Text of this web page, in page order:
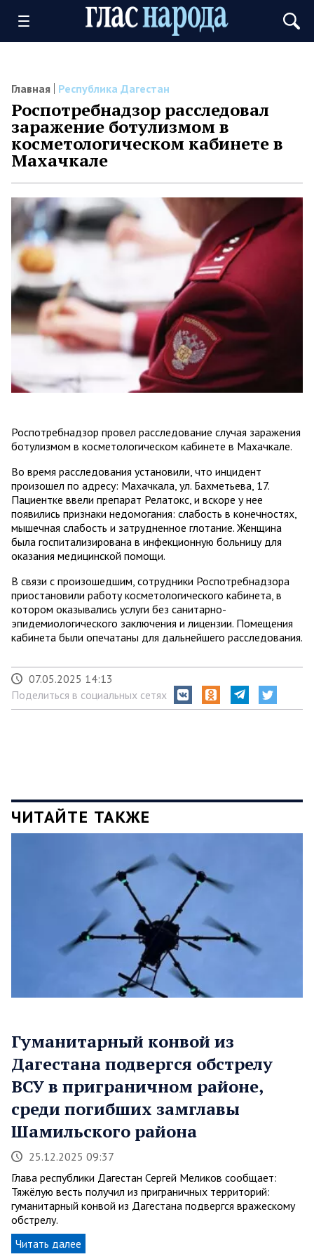
Главная Республика Дагестан
Роспотребнадзор расследовал
заражение ботулизмом в
косметологическом кабинете в
Махачкале
Роспотребнадзор провел расследование случая заражения
ботулизмом в косметологическом кабинете в Махачкале.
Во время расследования установили, что инцидент
произошел по адресу: Махачкала, ул. Бахметьева, 17.
Пациентке ввели препарат Релатокс, и вскоре у нее
появились признаки недомогания: слабость в конечностях,
мышечная слабость и затрудненное глотание. Женщина
была госпитализирована в инфекционную больницу для
оказания медицинской помощи.
В связи с произошедшим, сотрудники Роспотребнадзора
приостановили работу косметологического кабинета, в
котором оказывались услуги без санитарно-
эпидемиологического заключения и лицензии. Помещения
кабинета были опечатаны для дальнейшего расследования.
07.05.2025 14:13
Поделиться в социальных сетях
ЧИТАЙТЕ ТАКЖЕ
Гуманитарный конвой из
Дагестана подвергся обстрелу
ВСУ в приграничном районе,
среди погибших замглавы
Шамильского района
25.12.2025 09:37
Глава республики Дагестан Сергей Меликов сообщает:
Тяжёлую весть получил из приграничных территорий:
гуманитарный конвой из Дагестана подвергся вражескому
обстрелу.
Читать далее